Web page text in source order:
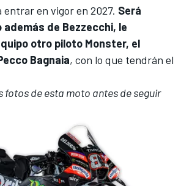
en vigor en 2027. Será
de Bezzecchi, le
otro piloto Monster, el
Bagnaia, con lo que tendrán el
fotos de esta moto antes de seguir